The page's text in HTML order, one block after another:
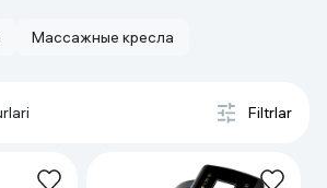
Массажные кресла
Filtrlar